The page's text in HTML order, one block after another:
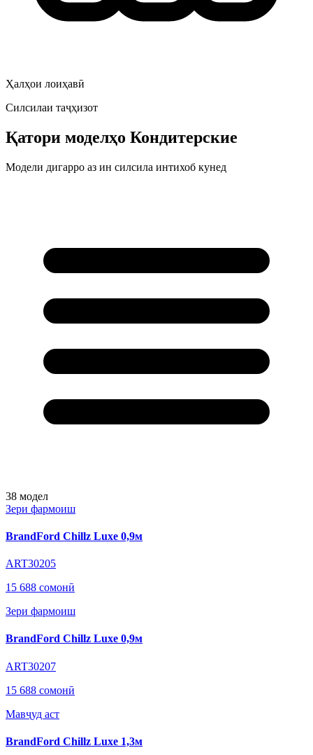
Ҳалҳои лоиҳавӣ
Силсилаи таҷҳизот
Қатори моделҳо Кондитерские
Модели дигарро аз ин силсила интихоб кунед
38 модел
Зери фармоиш
BrandFord Chillz Luxe 0,9м
ART30205
15 688 сомонӣ
Зери фармоиш
BrandFord Chillz Luxe 0,9м
ART30207
15 688 сомонӣ
Мавҷуд аст
BrandFord Chillz Luxe 1,3м